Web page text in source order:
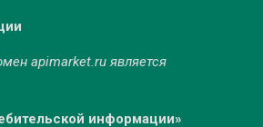
apimarket.ruявляется
информации»